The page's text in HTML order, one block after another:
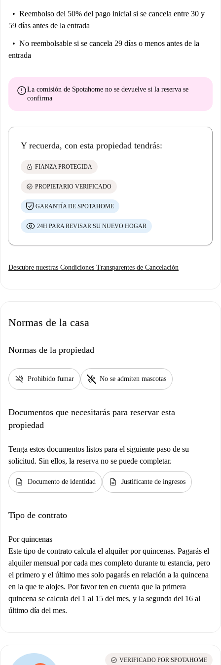
Reembolso del 50% del pago inicial si se cancela entre 30 y
59 días antes de la entrada
No reembolsable si se cancela 29 días o menos antes de la
entrada
errorLa comisión de Spotahome no se devuelve si la reserva se
confirma
Y recuerda, con esta propiedad tendrás:
lock FIANZA PROTEGIDA
check_circle PROPIETARIO VERIFICADO
GARANTÍA DE SPOTAHOME
24H PARA REVISAR SU NUEVO HOGAR
Descubre nuestras Condiciones Transparentes de Cancelación
Normas de la casa
Normas de la propiedad
smoke_free Prohibido fumar pet_supplies No se admiten mascotas
Documentos que necesitarás para reservar esta
propiedad
Tenga estos documentos listos para el siguiente paso de su
solicitud. Sin ellos, la reserva no se puede completar.
description Documento de identidad description Justificante de ingresos
Tipo de contrato
Por quincenas
Este tipo de contrato calcula el alquiler por quincenas. Pagarás el
alquiler mensual por cada mes completo durante tu estancia, pero
el primero y el último mes solo pagarás en relación a la quincena
en la que te alojes. Por favor ten en cuenta que la primera
quincena se calcula del 1 al 15 del mes, y la segunda del 16 al
último día del mes.
check_circle VERIFICADO POR SPOTAHOME